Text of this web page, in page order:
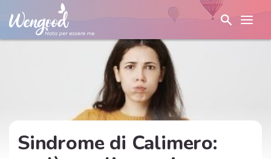
Sindrome di Calimero: